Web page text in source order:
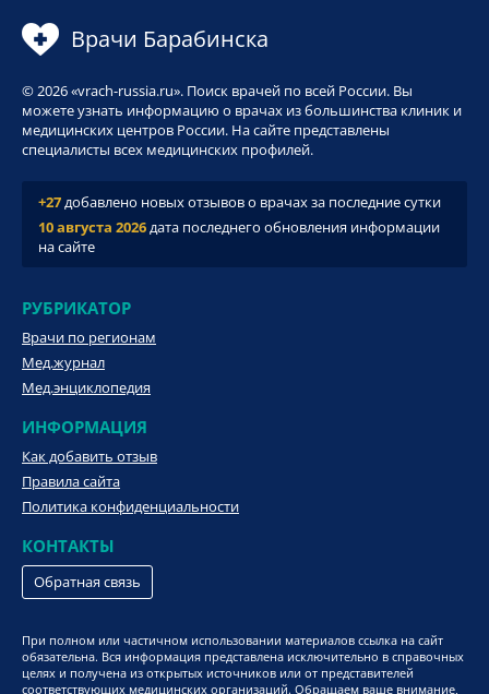
Врачи Барабинска
© 2026 «vrach-russia.ru». Поиск врачей по всей России. Вы
можете узнать информацию о врачах из большинства клиник и
медицинских центров России. На сайте представлены
специалисты всех медицинских профилей.
+27добавлено новых отзывов о врачах за последние сутки
10 августа 2026дата последнего обновления информации
на сайте
РУБРИКАТОР
Врачи по регионам
Мед.журнал
Мед.энциклопедия
ИНФОРМАЦИЯ
Как добавить отзыв
Правила сайта
Политика конфиденциальности
КОНТАКТЫ
Обратная связь
При полном или частичном использовании материалов ссылка на сайт
обязательна. Вся информация представлена исключительно в справочных
целях и получена из открытых источников или от представителей
соответствующих медицинских организаций. Обращаем ваше внимание,